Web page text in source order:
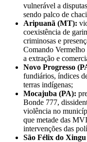
vulnerável a
sendo palco de
Aripuanã (MT):
coexistência de
criminosas e
Comando
a extração e
Novo Progresso
fundiários, índices
terras indígenas;
Mocajuba (PA):
Bonde 777,
violência no
que metade das
intervenções das
São Félix do